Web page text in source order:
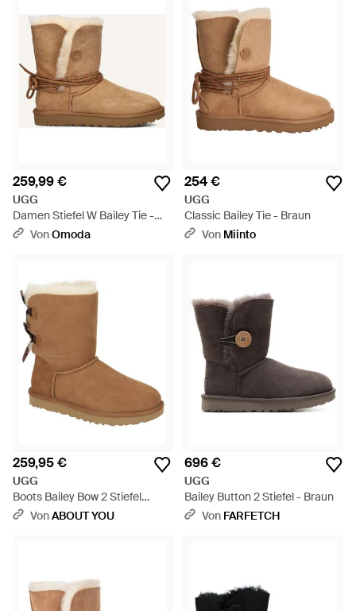
259,99 €
UGG
Damen Stiefel W Bailey Tie -
Braun
VonOmoda
254 €
UGG
Classic Bailey Tie - Braun
Von Miinto
259,95 €
UGG
Boots Bailey Bow 2 Stiefel
Chestnut 1016225 - Weiß
VonABOUT YOU
696 €
UGG
Bailey Button 2 Stiefel - Braun
Von FARFETCH